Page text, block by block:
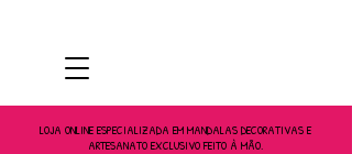
LOJA ONLINE ESPECIALIZADA EM MANDALAS DECORATIVAS E
ARTESANATO EXCLUSIVO FEITO À MÃO.